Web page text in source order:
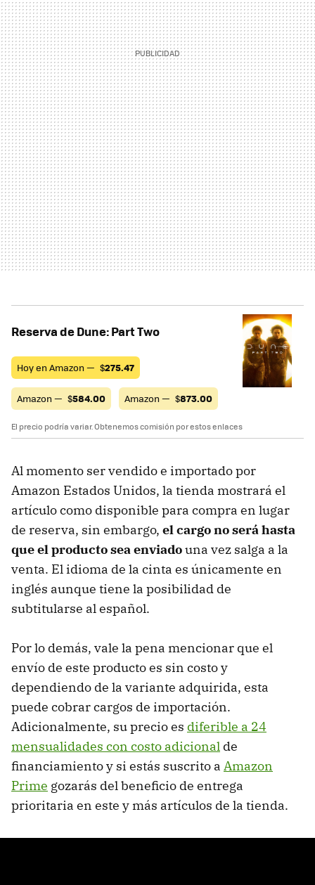
Reserva de Dune: Part Two
Hoy en Amazon — $275.47
Amazon — $584.00 Amazon — $873.00
El precio podría variar. Obtenemos comisión por estos enlaces
Al momento ser vendido e importado por
Amazon Estados Unidos, la tienda mostrará el
artículo como disponible para compra en lugar
de reserva, sin embargo, el cargo no será hasta
que el producto sea enviadouna vez salga a la
venta. El idioma de la cinta es únicamente en
inglés aunque tiene la posibilidad de
subtitularse al español.
Por lo demás, vale la pena mencionar que el
envío de este producto es sin costo y
dependiendo de la variante adquirida, esta
puede cobrar cargos de importación.
Adicionalmente, su precio es diferible a 24
mensualidades con costo adicional de
financiamiento y si estás suscrito a Amazon
Prime gozarás del beneficio de entrega
prioritaria en este y más artículos de la tienda.